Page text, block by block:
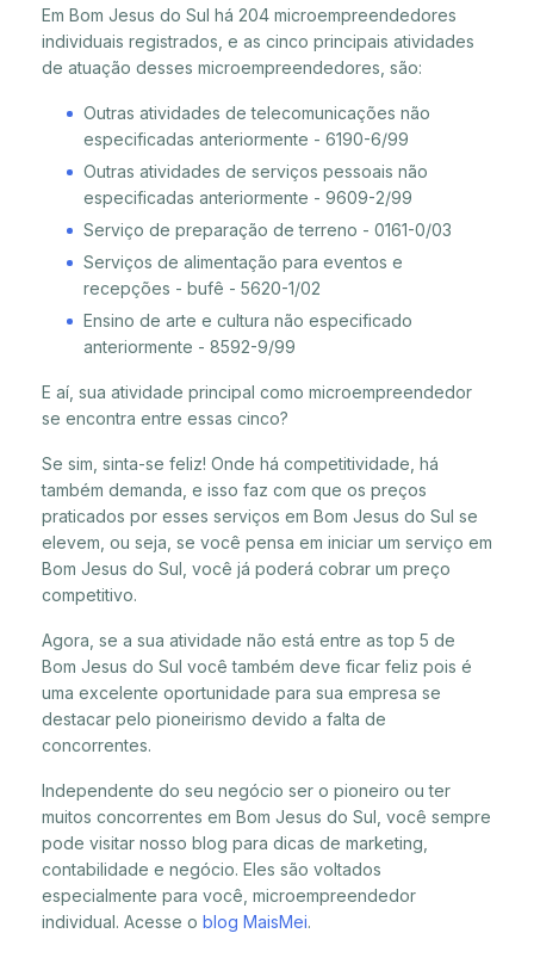
Em Bom Jesus do Sul há 204 microempreendedores
individuais registrados, e as cinco principais atividades
de atuação desses microempreendedores, são:
Outras atividades de telecomunicações não
especificadas anteriormente - 6190-6/99
Outras atividades de serviços pessoais não
especificadas anteriormente - 9609-2/99
Serviço de preparação de terreno - 0161-0/03
Serviços de alimentação para eventos e
recepções - bufê - 5620-1/02
Ensino de arte e cultura não especificado
anteriormente - 8592-9/99
E aí, sua atividade principal como microempreendedor
se encontra entre essas cinco?
Se sim, sinta-se feliz! Onde há competitividade, há
também demanda, e isso faz com que os preços
praticados por esses serviços em Bom Jesus do Sul se
elevem, ou seja, se você pensa em iniciar um serviço em
Bom Jesus do Sul, você já poderá cobrar um preço
competitivo.
Agora, se a sua atividade não está entre as top 5 de
Bom Jesus do Sul você também deve ficar feliz pois é
uma excelente oportunidade para sua empresa se
destacar pelo pioneirismo devido a falta de
concorrentes.
Independente do seu negócio ser o pioneiro ou ter
muitos concorrentes em Bom Jesus do Sul, você sempre
pode visitar nosso blog para dicas de marketing,
contabilidade e negócio. Eles são voltados
especialmente para você, microempreendedor
individual. Acesse o blog MaisMei.